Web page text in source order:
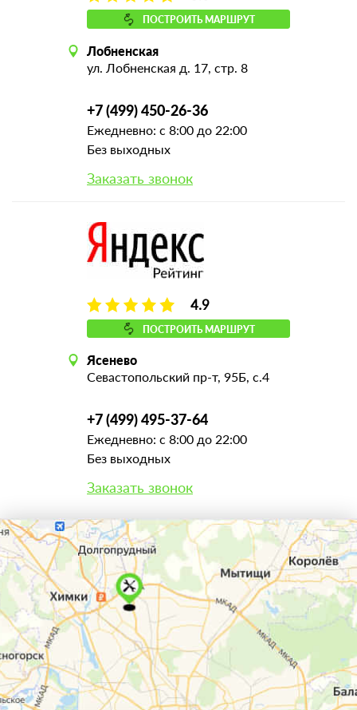
ПОСТРОИТЬ МАРШРУТ
Лобненская
ул. Лобненская д. 17, стр. 8
+7 (499) 450-26-36
Ежедневно: с 8:00 до 22:00
Без выходных
Заказать звонок
4.9
ПОСТРОИТЬ МАРШРУТ
Ясенево
Севастопольский пр-т, 95Б, с.4
+7 (499) 495-37-64
Ежедневно: с 8:00 до 22:00
Без выходных
Заказать звонок